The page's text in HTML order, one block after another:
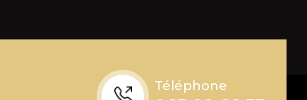
Téléphone